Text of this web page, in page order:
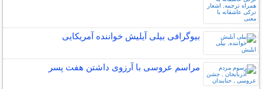
بیوگرافی بیلی آیلیش خواننده آمریکایی
مراسم عروسی با آرزوی داشتن هفت پسر